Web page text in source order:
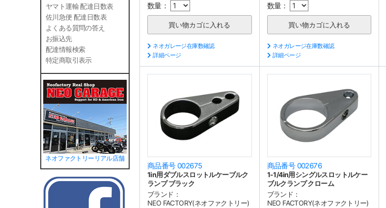
ヤマト運輸 配達日数表
佐川急便 配達日数表
よくある質問の答え
お振込先
配達情報検索
特定商取引表示
ネオファクトリーリアル店舗
数量：
ネオガレージ在庫数確認
詳細ページ
数量：
ネオガレージ在庫数確認
詳細ページ
商品番号 002675
1in用ダブルスロットルケーブルク
ランプ ブラック
ブランド：
NEO FACTORY(ネオファクトリー)
商品番号 002676
1-1/4in用シングルスロットルケー
ブルクランプ クローム
ブランド：
NEO FACTORY(ネオファクトリー)